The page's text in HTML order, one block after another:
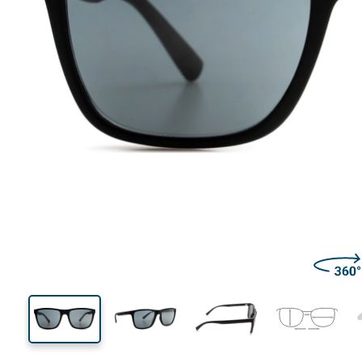
140 mm
Largeur des verres
44 mm
Largeur des verres Largeur des verres
Largeur
des verres